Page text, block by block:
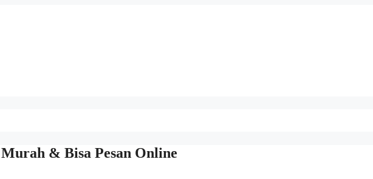
& Bisa Pesan Online